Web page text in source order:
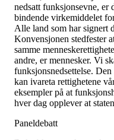
nedsatt funksjonsevne, er
bindende virkemiddelet
Alle land som har signert
Konvensjonen stedfester
samme
andre, er mennesker. Vi
funksjonsnedsettelse.
kan ivareta rettighetene
eksempler på at
hver dag opplever at
Paneldebatt